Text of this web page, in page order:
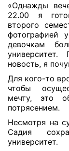
«Однажды
22.00 я
второго
фотографией
девочкам
новость, я
Для кого-то
чтобы
мечту, это
потрясением.
Несмотря на
Садия
университет.